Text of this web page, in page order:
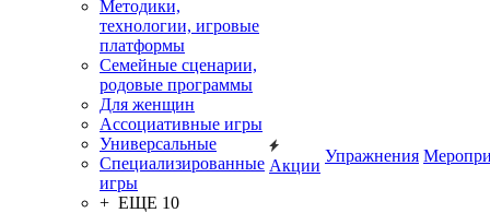
Методики,
технологии, игровые
платформы
Семейные сценарии,
родовые программы
Для женщин
Ассоциативные игры
Универсальные
Специализированные
игры
+ ЕЩЕ 10
Акции
Упражнения